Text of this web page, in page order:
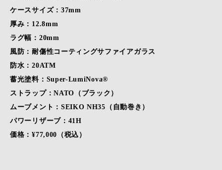
ケースサイズ：37mm
厚み：12.8mm
ラグ幅：20mm
風防：耐傷性コーティングサファイアガラス
防水：20ATM
蓄光塗料：Super-LumiNova®
ストラップ：NATO（ブラック）
ムーブメント：SEIKO NH35（自動巻き）
パワーリザーブ：41H
価格：¥77,000（税込）